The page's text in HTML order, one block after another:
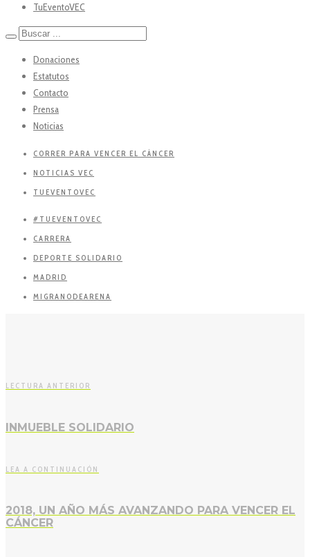
TuEventoVEC
Donaciones
Estatutos
Contacto
Prensa
Noticias
CORRER PARA VENCER EL CÁNCER
NOTICIAS VEC
TUEVENTOVEC
#TUEVENTOVEC
CARRERA
DEPORTE SOLIDARIO
MADRID
MIGRANODEARENA
LECTURA ANTERIOR
INMUEBLE SOLIDARIO
LEA A CONTINUACIÓN
2018, UN AÑO MÁS AVANZANDO PARA VENCER EL
CÁNCER